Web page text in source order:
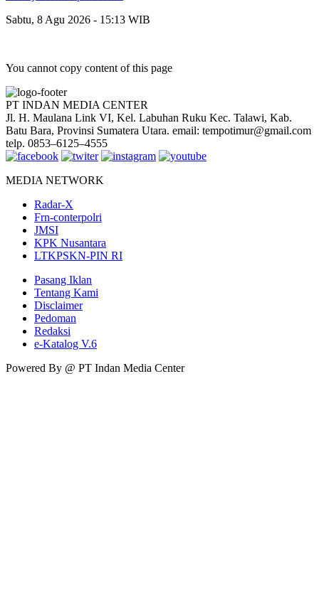
Sabtu, 8 Agu 2026 - 15:13 WIB
You cannot copy content of this page
PT INDAN MEDIA CENTER
Jl. H. Maulana Link VI, Kel. Labuhan Ruku Kec. Talawi, Kab.
Batu Bara, Provinsi Sumatera Utara. email: tempotimur@gmail.com
telp. 0853–6125–4555
MEDIA NETWORK
Radar-X
Frn-conterpolri
JMSI
KPK Nusantara
LTKPSKN-PIN RI
Pasang Iklan
Tentang Kami
Disclaimer
Pedoman
Redaksi
e-Katalog V.6
Powered By @ PT Indan Media Center